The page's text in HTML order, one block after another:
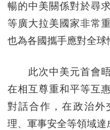
暢的中美關係對於尋
等廣大拉美國家非常
也為各國攜手應對全球
此次中美元首會晤
在相互尊重和平等互
對話合作，在政治外
理、軍事安全等領域達